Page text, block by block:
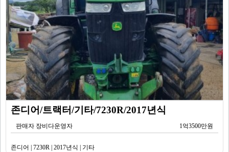
존디어/트랙터/기타/7230R/2017년식
판매자 장비다운영자 1억3500만원
존디어 | 7230R | 2017년식 | 기타